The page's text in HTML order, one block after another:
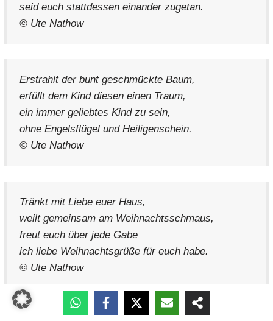
seid euch stattdessen einander zugetan.
© Ute Nathow
Erstrahlt der bunt geschmückte Baum,
erfüllt dem Kind diesen einen Traum,
ein immer geliebtes Kind zu sein,
ohne Engelsflügel und Heiligenschein.
© Ute Nathow
Tränkt mit Liebe euer Haus,
weilt gemeinsam am Weihnachtsschmaus,
freut euch über jede Gabe
ich liebe Weihnachtsgrüße für euch habe.
© Ute Nathow